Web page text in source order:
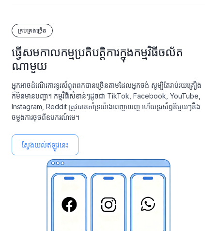
គ្រប់គ្រងច្រើន
ធ្វើសមកាលកម្មប្រតិបត្តិការក្នុងកម្មវិធីចល័ត
ណាមួយ
អ្នកអាចដំណើរការទូរស័ព្ទពពកបានច្រើនតាមដែលអ្នកចង់ សូម្បីតែរាប់រយគ្រឿង
ក៏មិនមានបញ្ហា។ កម្មវិធីសំខាន់ៗដូចជា TikTok, Facebook, YouTube,
Instagram, Reddit ត្រូវបានគាំទ្រយ៉ាងពេញលេញ ហើយទូរស័ព្ទនីមួយៗនឹង
ចម្លងការចុចពីឧបករណ៍មេ។
ស្វែងយល់ឥឡូវនេះ